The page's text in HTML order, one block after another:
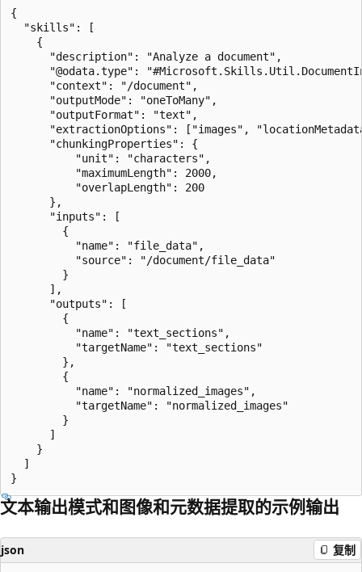
{
  "skills": [
    {
      "description": "Analyze a document",
"@odata.type":
      "context": "/document",
      "outputMode": "oneToMany",
      "outputFormat": "text",
"extractionOptions": ["images",
      "chunkingProperties": {
          "unit": "characters",
          "maximumLength": 2000,
          "overlapLength": 200
      },
      "inputs": [
        {
          "name": "file_data",
          "source": "/document/file_data"
        }
      ],
      "outputs": [
        {
          "name": "text_sections",
          "targetName": "text_sections"
        },
        {
          "name": "normalized_images",
          "targetName": "normalized_images"
        }
      ]
    }
  ]
文本输出模式和图像和元数据提取的示例输出
json 复制